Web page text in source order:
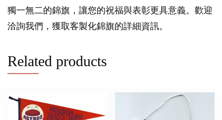
獨一無二的錦旗，讓您的祝福與表彰更具意義。歡迎
洽詢我們，獲取客製化錦旗的詳細資訊。
Related products